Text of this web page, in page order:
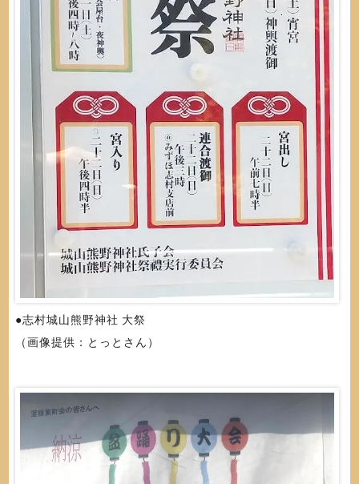
●志村城山熊野神社 大祭
（画像提供：とっとさん）